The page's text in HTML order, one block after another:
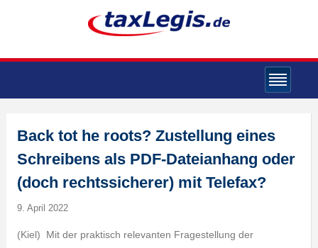
Back tot he roots? Zustellung eines
Schreibens als PDF-Dateianhang oder
(doch rechtssicherer) mit Telefax?
9. April 2022
(Kiel) Mit der praktisch relevanten Fragestellung der